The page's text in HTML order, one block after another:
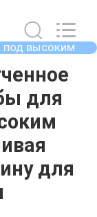
под высоким
для
для